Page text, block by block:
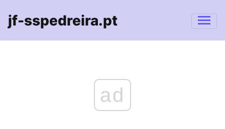
jf-sspedreira.pt
ad